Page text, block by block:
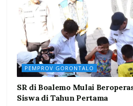
PEMPROV GORONTALO
SR di Boalemo Mulai
Siswa di Tahun Pertama